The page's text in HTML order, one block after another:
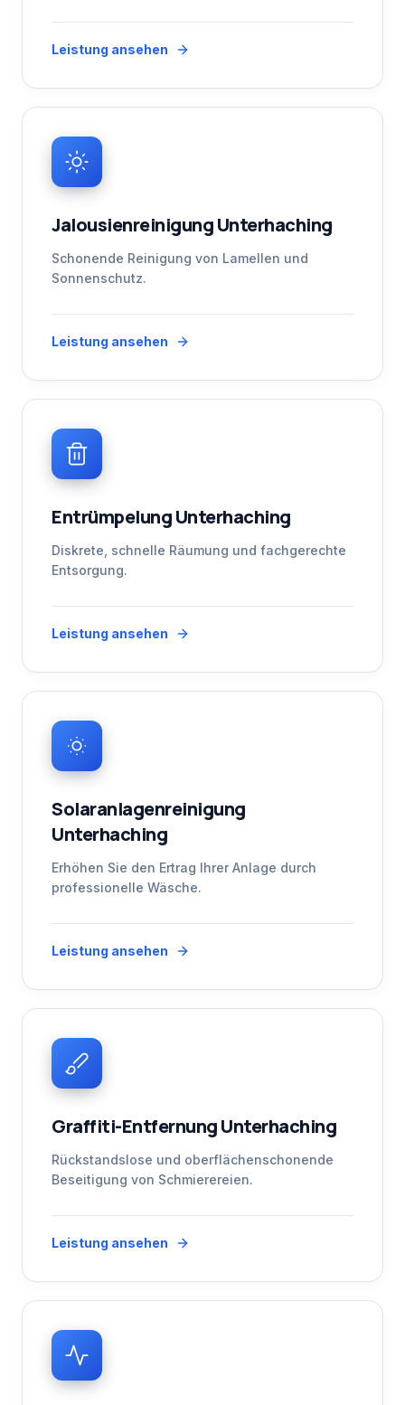
Leistung ansehen
Jalousienreinigung Unterhaching
Schonende Reinigung von Lamellen und
Sonnenschutz.
Leistung ansehen
Entrümpelung Unterhaching
Diskrete, schnelle Räumung und fachgerechte
Entsorgung.
Leistung ansehen
Solaranlagenreinigung
Unterhaching
Erhöhen Sie den Ertrag Ihrer Anlage durch
professionelle Wäsche.
Leistung ansehen
Graffiti-Entfernung Unterhaching
Rückstandslose und oberflächenschonende
Beseitigung von Schmierereien.
Leistung ansehen